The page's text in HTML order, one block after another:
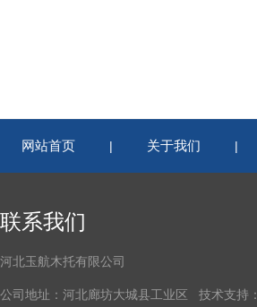
网站首页 | 关于我们 |
联系我们
河北玉航木托有限公司
公司地址：河北廊坊大城县工业区 技术支持：